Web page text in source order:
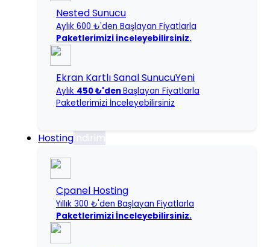
Nested Sunucu
Aylık 600 ₺'den Başlayan Fiyatlarla
Paketlerimizi İnceleyebilirsiniz.
Ekran Kartlı Sanal SunucuYeni
Aylık 450 ₺'denBaşlayan Fiyatlarla
Paketlerimizi İnceleyebilirsiniz
Hosting İndirim
Cpanel Hosting
Yıllık 300 ₺'den Başlayan Fiyatlarla
Paketlerimizi İnceleyebilirsiniz.